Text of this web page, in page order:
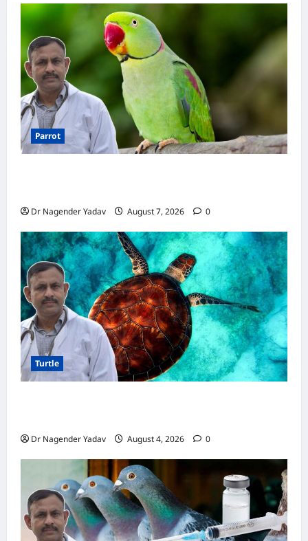
Parrot
Dr Nagender Yadav August 7, 2026 0
Turtle
Dr Nagender Yadav August 4, 2026 0